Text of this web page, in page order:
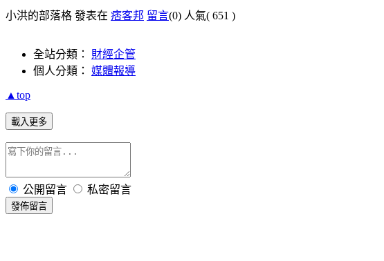
小洪的部落格 發表在 痞客邦 留言(0) 人氣( 651 )
全站分類： 財經企管
個人分類： 媒體報導
▲top
載入更多
公開留言 私密留言
發佈留言